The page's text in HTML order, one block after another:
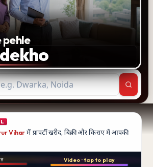
pehle
dekho
Vihar में प्रापर्टी खरीद, बिक्री और किराए में आपकी
Video · tap to play